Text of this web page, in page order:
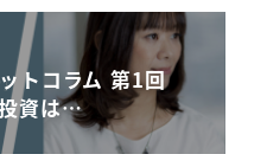
トコラム 第1回
投資は…